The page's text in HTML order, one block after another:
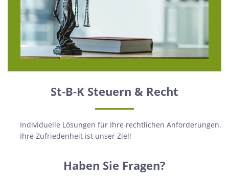
St-B-K Steuern & Recht
Individuelle Lösungen für Ihre rechtlichen Anforderungen.
Ihre Zufriedenheit ist unser Ziel!
Haben Sie Fragen?